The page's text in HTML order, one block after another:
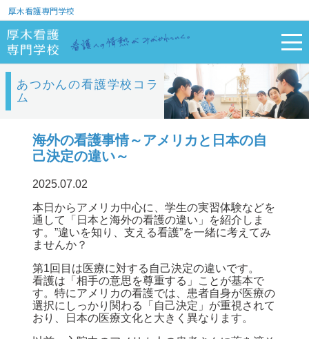
厚木看護専門学校
あつかんの看護学校コラ
ム
海外の看護事情～アメリカと日本の自
己決定の違い～
2025.07.02
本日からアメリカ中心に、学生の実習体験などを
通して「日本と海外の看護の違い」を紹介しま
す。”違いを知り、支える看護”を一緒に考えてみ
ませんか？
第1回目は医療に対する自己決定の違いです。
看護は「相手の意思を尊重する」ことが基本で
す。特にアメリカの看護では、患者自身が医療の
選択にしっかり関わる「自己決定」が重視されて
おり、日本の医療文化と大きく異なります。